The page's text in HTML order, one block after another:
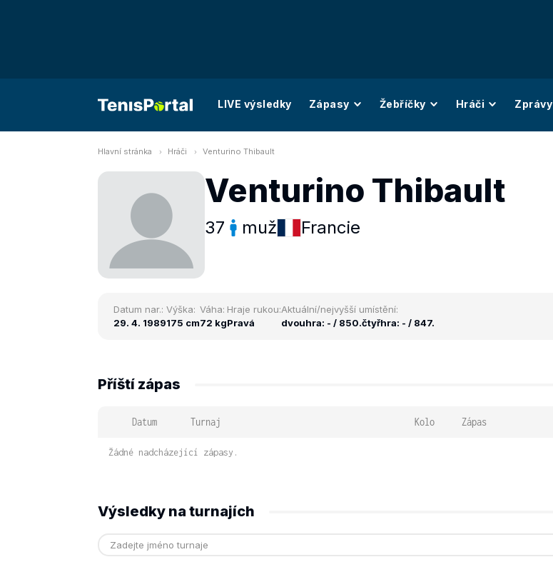
LIVE výsledky Zápasy Žebříčky Hráči Zprávy
Hlavní stránka Hráči Venturino Thibault
Venturino Thibault
37 muž Francie
Datum nar.:
29. 4. 1989
Výška:
175 cm
Váha:
72 kg
Hraje rukou:
Pravá
Aktuální/nejvyšší umístění:
dvouhra: - / 850.čtyřhra: - / 847.
Příští zápas
Datum Turnaj Kolo Zápas
Žádné nadcházející zápasy.
Výsledky na turnajích